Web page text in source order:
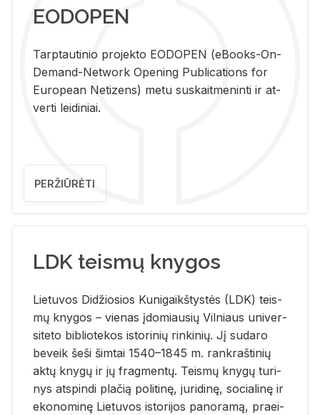
EODOPEN
Tarp­tau­ti­nio pro­jek­to EO­DO­PEN (eBo­oks-On-
De­mand-Ne­twork Ope­ning Pub­li­ca­tions for
Eu­ro­pe­an Ne­ti­zens) metu su­skait­me­nin­ti ir at­
ver­ti lei­di­niai.
PERŽIŪRĖTI
LDK teismų knygos
Lie­tu­vos Di­džio­sios Ku­ni­gaikš­tys­tės (LDK) teis­
mų kny­gos – vie­nas įdo­miau­sių Vil­niaus uni­ver­
si­te­to bi­b­lio­te­kos is­to­ri­nių rin­ki­nių. Jį su­da­ro
be­veik šeši šim­tai 1540–1845 m. rank­raš­ti­nių
aktų kny­gų ir jų frag­men­tų. Teis­mų kny­gų tu­ri­
nys at­spin­di pla­čią po­li­ti­nę, ju­ri­di­nę, so­cia­li­nę ir
eko­no­mi­nę Lie­tu­vos is­to­ri­jos pa­no­ra­mą, pra­ei­